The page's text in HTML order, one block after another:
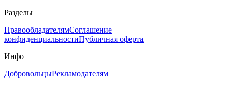
Разделы
ПравообладателямСоглашение
конфиденциальностиПубличная оферта
Инфо
ДобровольцыРекламодателям